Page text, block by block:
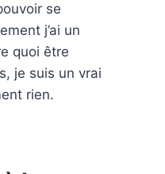
se
j’ai un
quoi être
je suis un vrai
rien.